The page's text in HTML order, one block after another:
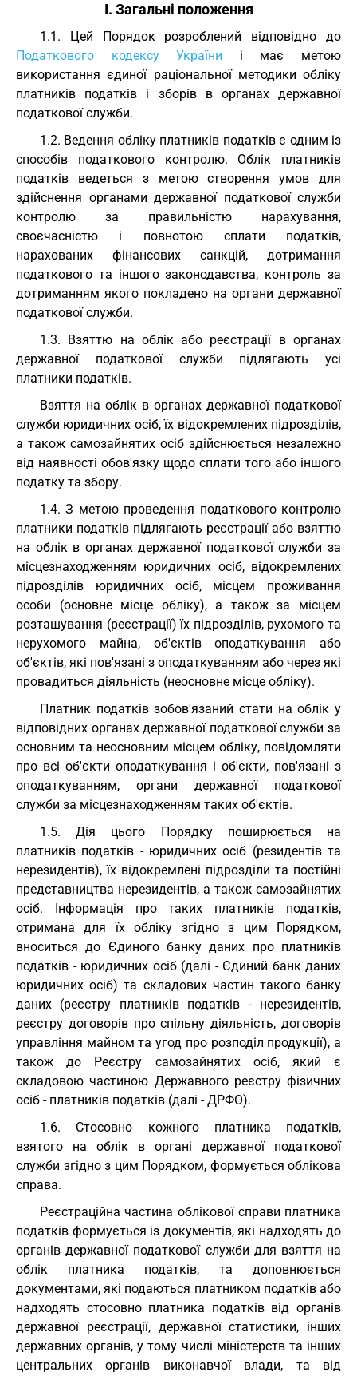
I. Загальні положення
1.1. Цей Порядок розроблений відповідно до
Податкового кодексу України і має метою
використання єдиної раціональної методики обліку
платників податків і зборів в органах державної
податкової служби.
1.2. Ведення обліку платників податків є одним із
способів податкового контролю. Облік платників
податків ведеться з метою створення умов для
здійснення органами державної податкової служби
контролю за правильністю нарахування,
своєчасністю і повнотою сплати податків,
нарахованих фінансових санкцій, дотримання
податкового та іншого законодавства, контроль за
дотриманням якого покладено на органи державної
податкової служби.
1.3. Взяттю на облік або реєстрації в органах
державної податкової служби підлягають усі
платники податків.
Взяття на облік в органах державної податкової
служби юридичних осіб, їх відокремлених підрозділів,
а також самозайнятих осіб здійснюється незалежно
від наявності обов'язку щодо сплати того або іншого
податку та збору.
1.4. З метою проведення податкового контролю
платники податків підлягають реєстрації або взяттю
на облік в органах державної податкової служби за
місцезнаходженням юридичних осіб, відокремлених
підрозділів юридичних осіб, місцем проживання
особи (основне місце обліку), а також за місцем
розташування (реєстрації) їх підрозділів, рухомого та
нерухомого майна, об'єктів оподаткування або
об'єктів, які пов'язані з оподаткуванням або через які
провадиться діяльність (неосновне місце обліку).
Платник податків зобов'язаний стати на облік у
відповідних органах державної податкової служби за
основним та неосновним місцем обліку, повідомляти
про всі об'єкти оподаткування і об'єкти, пов'язані з
оподаткуванням, органи державної податкової
служби за місцезнаходженням таких об'єктів.
1.5. Дія цього Порядку поширюється на
платників податків - юридичних осіб (резидентів та
нерезидентів), їх відокремлені підрозділи та постійні
представництва нерезидентів, а також самозайнятих
осіб. Інформація про таких платників податків,
отримана для їх обліку згідно з цим Порядком,
вноситься до Єдиного банку даних про платників
податків - юридичних осіб (далі - Єдиний банк даних
юридичних осіб) та складових частин такого банку
даних (реєстру платників податків - нерезидентів,
реєстру договорів про спільну діяльність, договорів
управління майном та угод про розподіл продукції), а
також до Реєстру самозайнятих осіб, який є
складовою частиною Державного реєстру фізичних
осіб - платників податків (далі - ДРФО).
1.6. Стосовно кожного платника податків,
взятого на облік в органі державної податкової
служби згідно з цим Порядком, формується облікова
справа.
Реєстраційна частина облікової справи платника
податків формується із документів, які надходять до
органів державної податкової служби для взяття на
облік платника податків, та доповнюється
документами, які подаються платником податків або
надходять стосовно платника податків від органів
державної реєстрації, державної статистики, інших
державних органів, у тому числі міністерств та інших
центральних органів виконавчої влади, та від